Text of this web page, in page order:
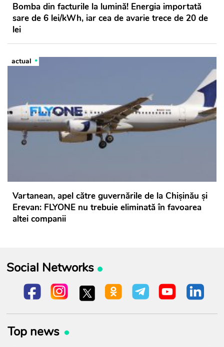
Bomba din facturile la lumină! Energia importată
sare de 6 lei/kWh, iar cea de avarie trece de 20 de
lei
actual
Vartanean, apel către guvernările de la Chișinău și
Erevan: FLYONE nu trebuie eliminată în favoarea
altei companii
Social Networks
Top news